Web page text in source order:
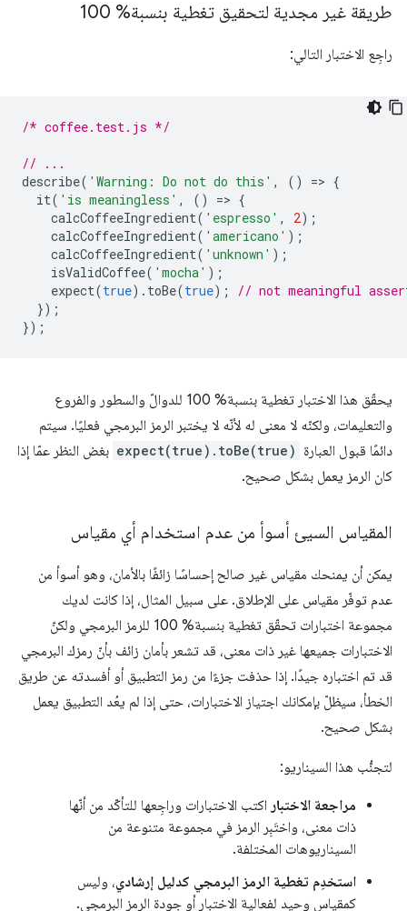
طريقة غير مجدية لتحقيق تغطية بنسبة% 100
راجِع الاختبار التالي:
/* coffee.test.js */
// ...
describe( 'Warning: Do not do this' , () => {
it( 'is meaningless' , () => {
calcCoffeeIngredient( 'espresso' , 2);
calcCoffeeIngredient( 'americano' );
calcCoffeeIngredient( 'unknown' );
isValidCoffee( 'mocha' );
expect(true). toBe(true);
// not meaningful
});
});
يحقّق هذا الاختبار تغطية بنسبة% 100 للدوالّ والسطور والفروع
والتعليمات، ولكنّه لا معنى له لأنّه لا يختبر الرمز البرمجي فعليًا. سيتم
دائمًا قبول العبارة expect(true).toBe(true) بغض النظر عمّا إذا
كان الرمز يعمل بشكل صحيح.
المقياس السيئ أسوأ من عدم استخدام أي مقياس
يمكن أن يمنحك مقياس غير صالح إحساسًا زائفًا بالأمان، وهو أسوأ من
عدم توفّر مقياس على الإطلاق. على سبيل المثال، إذا كانت لديك
مجموعة اختبارات تحقّق تغطية بنسبة% 100 للرمز البرمجي ولكنّ
الاختبارات جميعها غير ذات معنى، قد تشعر بأمان زائف بأنّ رمزك البرمجي
قد تم اختباره جيدًا. إذا حذفت جزءًا من رمز التطبيق أو أفسدته عن طريق
الخطأ، سيظلّ بإمكانك اجتياز الاختبارات، حتى إذا لم يعُد التطبيق يعمل
بشكل صحيح.
لتجنُّب هذا السيناريو:
مراجعة الاختبار اكتب الاختبارات وراجِعها للتأكّد من أنّها
ذات معنى، واختَبِر الرمز في مجموعة متنوعة من
السيناريوهات المختلفة.
استخدِم تغطية الرمز البرمجي كدليل إرشادي، وليس
كمقياس وحيد لفعالية الاختبار أو جودة الرمز البرمجي.